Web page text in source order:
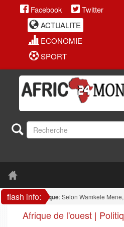
Facebook
Twitter
ACTUALITE
ECONOMIE
SPORT
flash info:
Afrique : Selon Wamkele Mene,
Afrique de l'ouest |